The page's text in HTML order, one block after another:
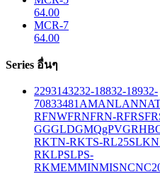
64.00
MCR-7
64.00
Series อื่นๆ
2293143232-18832-18932-
70833481 AMANLANN
RFNWFRNFRN-RFRS
GGGLDGMQgPVGR
RKTN-RKTS-RL25SLKN
RKLPSLPS-
RKMEMMINMISNC